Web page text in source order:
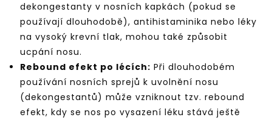
dekongestanty v nosních kapkách (pokud se
používají dlouhodobě), antihistaminika nebo léky
na vysoký krevní tlak, mohou také způsobit
ucpání nosu.
Rebound efekt po lécích: Při dlouhodobém
používání nosních sprejů k uvolnění nosu
(dekongestantů) může vzniknout tzv. rebound
efekt, kdy se nos po vysazení léku stává ještě